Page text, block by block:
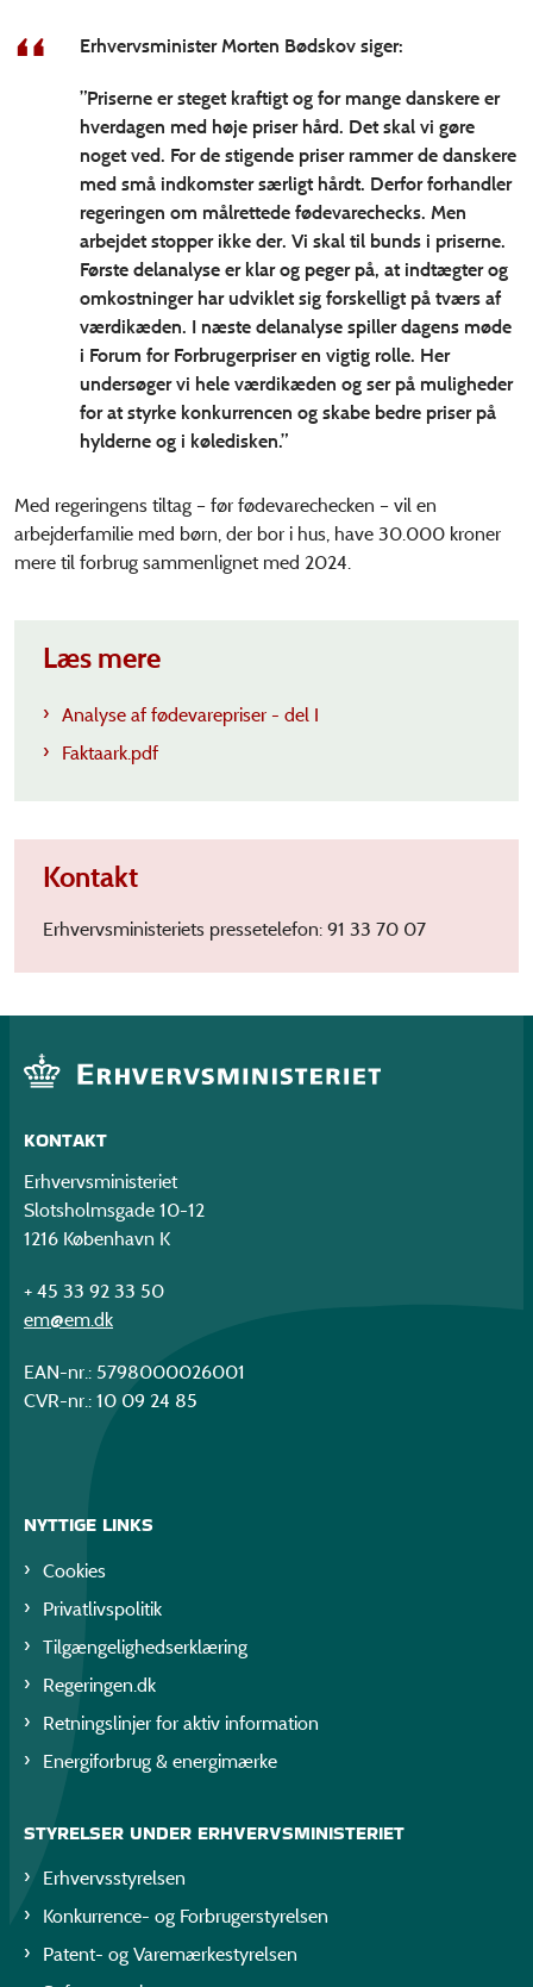
Erhvervsminister Morten Bødskov siger:
”Priserne er steget kraftigt og for mange danskere er
hverdagen med høje priser hård. Det skal vi gøre
noget ved. For de stigende priser rammer de danskere
med små indkomster særligt hårdt. Derfor forhandler
regeringen om målrettede fødevarechecks. Men
arbejdet stopper ikke der. Vi skal til bunds i priserne.
Første delanalyse er klar og peger på, at indtægter og
omkostninger har udviklet sig forskelligt på tværs af
værdikæden. I næste delanalyse spiller dagens møde
i Forum for Forbrugerpriser en vigtig rolle. Her
undersøger vi hele værdikæden og ser på muligheder
for at styrke konkurrencen og skabe bedre priser på
hylderne og i køledisken.”
Med regeringens tiltag – før fødevarechecken – vil en
arbejderfamilie med børn, der bor i hus, have 30.000 kroner
mere til forbrug sammenlignet med 2024.
Læs mere
Analyse af fødevarepriser - del I
Faktaark.pdf
Kontakt
Erhvervsministeriets pressetelefon: 91 33 70 07
KONTAKT
Erhvervsministeriet
Slotsholmsgade 10-12
1216 København K
+ 45 33 92 33 50
em@em.dk
EAN-nr.: 5798000026001
CVR-nr.: 10 09 24 85
NYTTIGE LINKS
Cookies
Privatlivspolitik
Tilgængelighedserklæring
Regeringen.dk
Retningslinjer for aktiv information
Energiforbrug & energimærke
STYRELSER UNDER ERHVERVSMINISTERIET
Erhvervsstyrelsen
Konkurrence- og Forbrugerstyrelsen
Patent- og Varemærkestyrelsen